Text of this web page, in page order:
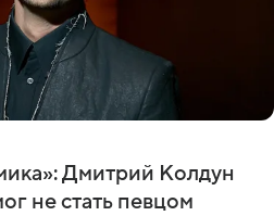
Дмитрий Колдун
не стать певцом